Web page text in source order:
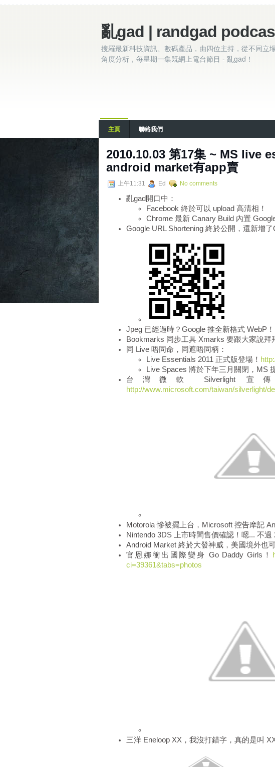
亂gad | randgad
搜羅最新科技資訊、數碼產品，由四位主持，從不同立
角度分析，每星期一集既網上電台節目 - 亂gad！
主頁 聯絡我們
2010.10.03 第17集 ~ MS live
android market有app賣
上午11:31 Ed No comments
亂gad開口中：
Facebook 終於可以 upload 高清相！
Chrome 最新 Canary Build 內置 Google
Google URL Shortening 終於公開，還新增
Jpeg 已經過時？Google 推全新格式 WebP！
Bookmarks 同步工具 Xmarks 要跟大家說拜
同 Live 唔同命，同遮唔同柄：
Live Essentials 2011 正式版登場！
Live Spaces 將於下年三月關閉，MS
台灣微軟 Silverlight
http://www.microsoft.com/taiwan/silverlight/
Motorola 慘被擺上台，Microsoft 控告摩記
Nintendo 3DS 上市時間售價確認！嗯... 不過
Android Market 終於大發神威，美國境外也
官恩娜衝出國際變身 Go Daddy Girls！
ci=39361&tabs=photos
三洋 Eneloop XX，我沒打錯字，真的是叫 XX